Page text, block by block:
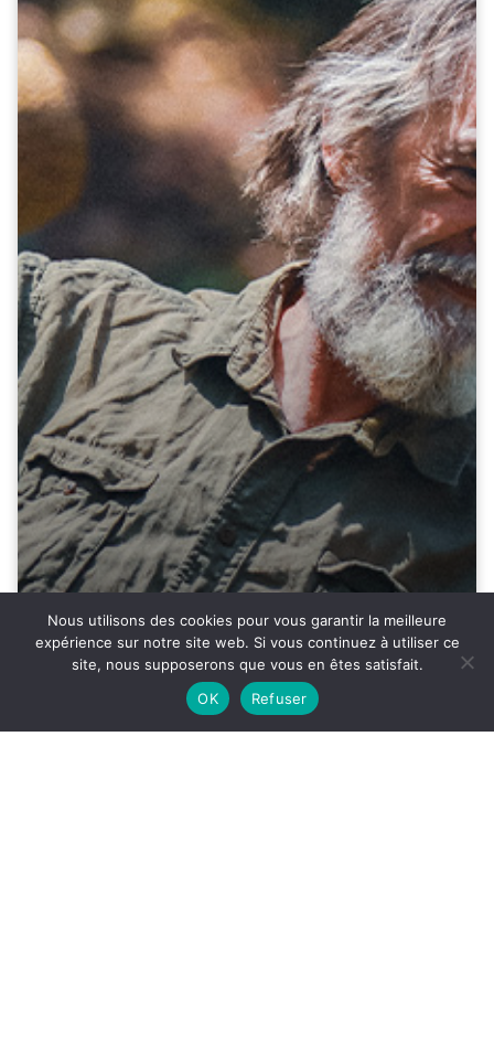
ACCÈS
33°
SON
Nous utilisons des cookies pour vous garantir la meilleure
expérience sur notre site web. Si vous continuez à utiliser ce
site, nous supposerons que vous en êtes satisfait.
OK
Refuser